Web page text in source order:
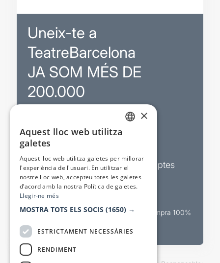
Uneix-te a
TeatreBarcelona
JA SOM MÉS DE
200.000
Sortejos exclusius
Butlletins d’actualitat i descomptes
Valora espectacles
Canal oficial de venda teatral Compra 100%
×
Aquest lloc web utilitza
galetes
Aquest lloc web utilitza galetes per millorar
l'experiència de l'usuari. En utilitzar el
nostre lloc web, accepteu totes les galetes
d’acord amb la nostra Política de galetes.
Llegir-ne més
MOSTRA TOTS ELS SOCIS (1650) →
ESTRICTAMENT NECESSÀRIES
RENDIMENT